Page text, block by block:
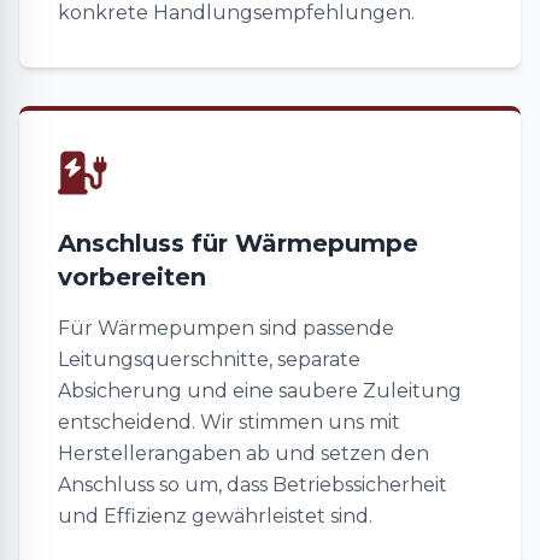
konkrete Handlungsempfehlungen.
Anschluss für Wärmepumpe
vorbereiten
Für Wärmepumpen sind passende
Leitungsquerschnitte, separate
Absicherung und eine saubere Zuleitung
entscheidend. Wir stimmen uns mit
Herstellerangaben ab und setzen den
Anschluss so um, dass Betriebssicherheit
und Effizienz gewährleistet sind.